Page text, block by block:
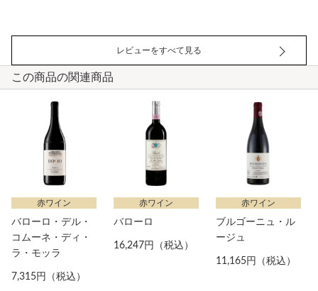
レビューをすべて見る
この商品の関連商品
赤ワイン
バローロ・デル・
コムーネ・ディ・
ラ・モッラ
7,315円（税込）
赤ワイン
バローロ
16,247円（税込）
赤ワイン
ブルゴーニュ・ル
ージュ
11,165円（税込）